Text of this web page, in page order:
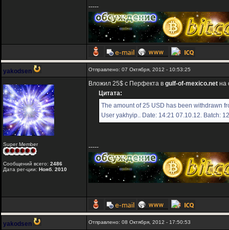
-----
yakodsen Отправлено: 07 Октября, 2012 - 10:53:25
Super Member
Сообщений всего: 2486
Дата рег-ции: Нояб. 2010
Вложил 25$ с Перфекта в gulf-of-mexico.net на
Цитата:
The amount of 25 USD has been withdrawn
User yakhyip.. Date: 14:21 07.10.12. Batch:
-----
yakodsen Отправлено: 08 Октября, 2012 - 17:50:53